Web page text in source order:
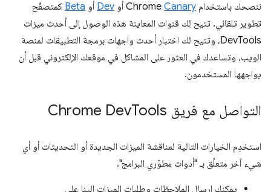
ننصحك باستخدام Chrome Canary أو Dev أو Beta كمتصفّح
تطوير تلقائي. تتيح لك قنوات المعاينة هذه الوصول إلى أحدث ميزات
DevTools، وتتيح لك اختبار أحدث واجهات برمجة التطبيقات لمنصة
الويب، وتساعدك في العثور على المشاكل في موقعك الإلكتروني قبل أن
يواجهها المستخدمون.
التواصل مع فريق Chrome Dev Tools
استخدِم الخيارات التالية لمناقشة الميزات الجديدة أو التحديثات أو أي
شيء آخر متعلّق بـ "أدوات مطوّري البرامج".
يمكنك إرسال الملاحظات وطلبات الميزات إلينا على